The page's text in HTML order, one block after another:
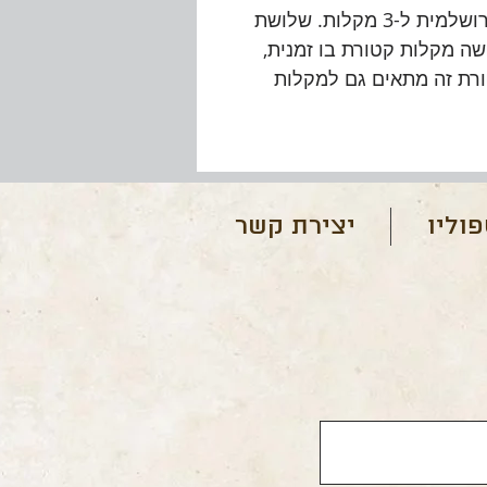
מעמד לקטורת ייחודי ואומנותי מאבן ירושלמית ל-3 מקלות. שלושת
מקלות קטורת בו זמנית,
זה מתאים גם למקלות
יצירת קשר